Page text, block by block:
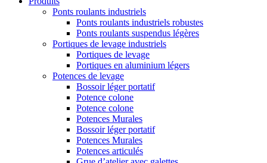
Ponts roulants industriels
Ponts roulants industriels robustes
Ponts roulants suspendus légères
Portiques de levage industriels
Portiques de levage
Portiques en aluminium légers
Potences de levage
Bossoir léger portatif
Potence colone
Potence colone
Potences Murales
Bossoir léger portatif
Potences Murales
Potences articulés